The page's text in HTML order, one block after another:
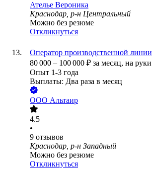
Ателье Вероника
Краснодар, р-н Центральный
Можно без резюме
Откликнуться
Оператор производственной линии
80 000 – 100 000 ₽ за месяц, на руки
Опыт 1-3 года
Выплаты: Два раза в месяц
ООО Альтаир
4.5
•
9 отзывов
Краснодар, р-н Западный
Можно без резюме
Откликнуться